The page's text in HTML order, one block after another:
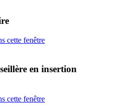
cette fenêtre
en insertion
cette fenêtre